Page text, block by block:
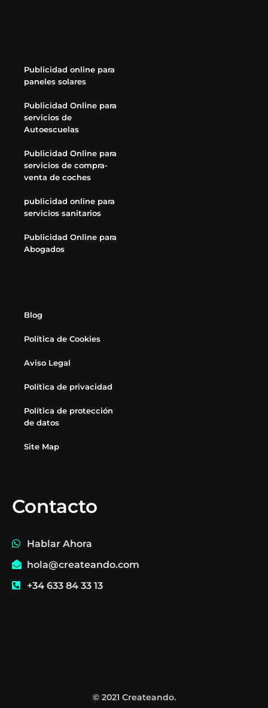
Publicidad online para
paneles solares
Publicidad Online para
servicios de
Autoescuelas
Publicidad Online para
servicios de compra-
venta de coches
publicidad online para
servicios sanitarios
Publicidad Online para
Abogados
Blog
Política de Cookies
Aviso Legal
Política de privacidad
Política de protección
de datos
Site Map
Contacto
Hablar Ahora
hola@createando.com
+34 633 84 33 13
© 2021 Createando.